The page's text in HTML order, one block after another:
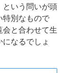
という問いが頭
特別なもので
会と合わせて生
なるでしょ